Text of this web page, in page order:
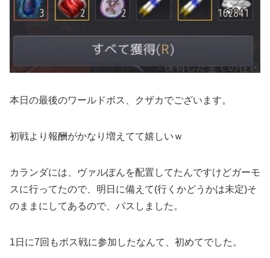
本日の最後のワールドボス、クザカでございます。
初戦より報酬がかなり増えてて嬉しいｗ
カランダには、ヴァルぽんを配置してたんですけどガーモ
スに行ってたので、明日に備えて(行くかどうかは未定)そ
のままにしてあるので、パスしました。
1日に7回もボス戦に参加したなんて、初めてでした。